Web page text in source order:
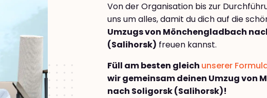
Von der Organisation bis zur
uns um alles, damit du dich auf die
Umzugs von Mönchengladbach
(Salihorsk) freuen kannst.
Füll am besten gleich unserer
wir gemeinsam deinen Umzug von
nach Soligorsk (Salihorsk)!